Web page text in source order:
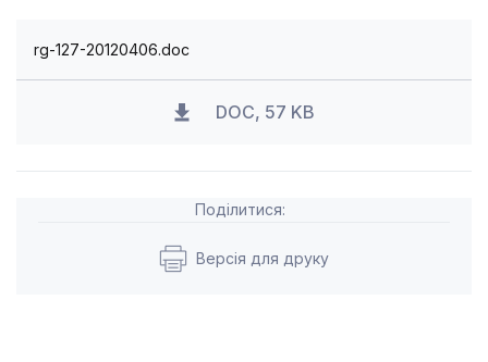
rg-127-20120406.doc
DOC, 57 KB
Поділитися:
Версія для друку